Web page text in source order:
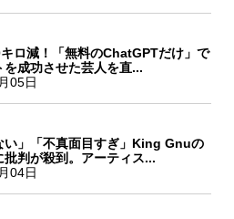
ロ減！「無料のChatGPTだけ」で
を成功させた芸人を直...
05日
い」「不真面目すぎ」King Gnuの
批判が殺到。アーティス...
04日